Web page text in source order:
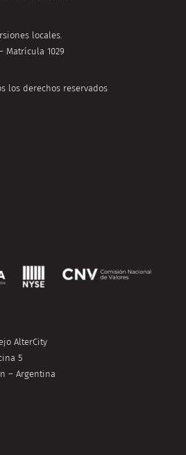
locales.
Matrícula 1029
los derechos reservados
AlterCity
5
– Argentina